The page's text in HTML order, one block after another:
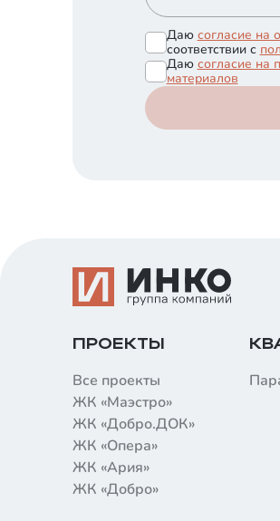
Даю согласие на
соответствии с
Даю согласие на
материалов
ПРОЕКТЫ
Все проекты
ЖК «Маэстро»
ЖК «Добро.ДОК»
ЖК «Опера»
ЖК «Ария»
ЖК «Добро»